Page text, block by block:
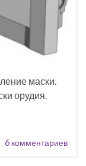
маски.
орудия.
6 комментариев